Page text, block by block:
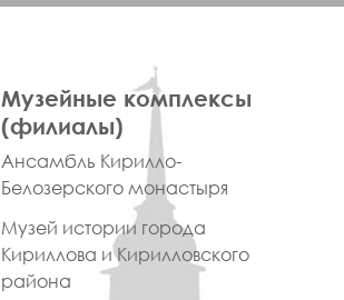
ПРАВОЕ
МЕНЮ
ФУТЕР
Музейные комплексы
(филиалы)
Ансамбль Кирилло-
Белозерского монастыря
Музей истории города
Кириллова и Кирилловского
района